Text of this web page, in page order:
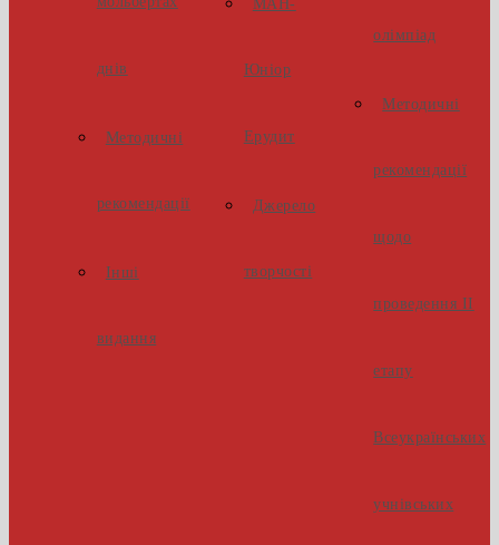
днів
Методичні
рекомендації
Інші
видання
МАН-
Юніор
Ерудит
Джерело
творчості
олімпіад
Методичні
рекомендації
щодо
проведення ІІ
етапу
Всеукраїнських
учнівських